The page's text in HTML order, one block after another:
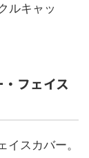
ルキャッ
フェイス
スカバー。